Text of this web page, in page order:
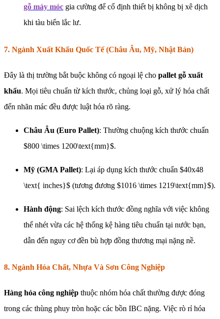
gỗ máy móc gia cường để cố định thiết bị không bị xê dịch
khi tàu biển lắc lư.
7. Ngành Xuất Khẩu Quốc Tế (Châu Âu, Mỹ, Nhật Bản)
Đây là thị trường bắt buộc không có ngoại lệ cho pallet gỗ xuất
khẩu. Mọi tiêu chuẩn từ kích thước, chủng loại gỗ, xử lý hóa chất
đến nhãn mác đều được luật hóa rõ ràng.
Châu Âu (Euro Pallet): Thường chuộng kích thước chuẩn
$800 \times 1200\text{mm}$.
Mỹ (GMA Pallet): Lại áp dụng kích thước chuẩn $40x48
\text{ inches}$ (tương đương $1016 \times 1219\text{mm}$).
Hành động: Sai lệch kích thước đồng nghĩa với việc không
thể nhét vừa các hệ thống kệ hàng tiêu chuẩn tại nước bạn,
dẫn đến nguy cơ đền bù hợp đồng thương mại nặng nề.
8. Ngành Hóa Chất, Nhựa Và Sơn Công Nghiệp
Hàng hóa công nghiệp thuộc nhóm hóa chất thường được đóng
trong các thùng phuy tròn hoặc các bồn IBC nặng. Việc rò rỉ hóa